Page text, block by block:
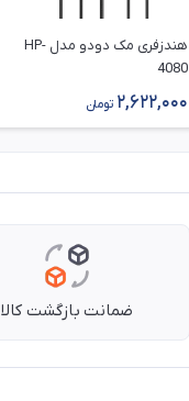
هندزفری مک دودو مدل HP-
4080
2,622,000 تومان
ضمانت بازگشت کالا